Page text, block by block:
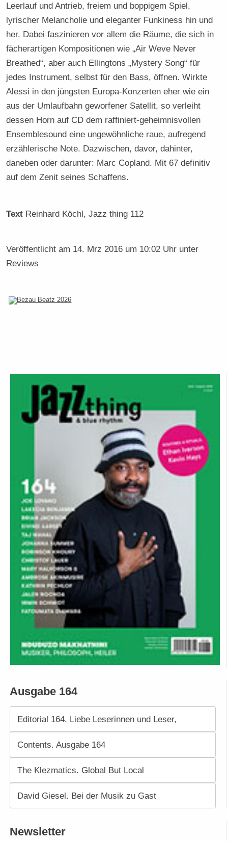
Leerlauf und Antrieb, freiem und boppigem Spiel,
lyrischer Melancholie und eleganter Funkiness hin und
her. Dabei faszinieren vor allem die Räume, die sich in
fächerartigen Kompositionen wie „Air Weve Never
Breathed“, aber auch Ellingtons „Mystery Song“ für
jedes Instrument, selbst für den Bass, öffnen. Wirkte
Alessi in den jüngsten Europa-Konzerten eher wie ein
aus der Umlaufbahn geworfener Satellit, so verleiht
dessen Horn auf CD dem raffiniert-geheimnisvollen
Ensemblesound eine ungewöhnliche raue, aufregend
erzählerische Note. Dazwischen, davor, dahinter,
daneben oder darunter: Marc Copland. Mit 67 definitiv
auf dem Zenit seines Schaffens.
Text Reinhard Köchl, Jazz thing 112
Veröffentlicht am 14. Mrz 2016 um 10:02 Uhr unter
Reviews
Ausgabe 164
Editorial 164. Liebe Leserinnen und Leser,
Contents. Ausgabe 164
The Klezmatics. Global But Local
David Giesel. Bei der Musik zu Gast
Newsletter